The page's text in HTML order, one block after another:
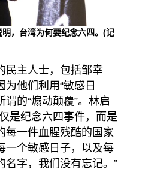
，台湾为何要纪念六四。(记
民主人士，包括邹幸
他们利用“敏感日
谓的“煽动颠覆”。林启
是纪念六四事件，而是
每一件血腥残酷的国家
一个敏感日子，以及每
名字，我们没有忘记。”